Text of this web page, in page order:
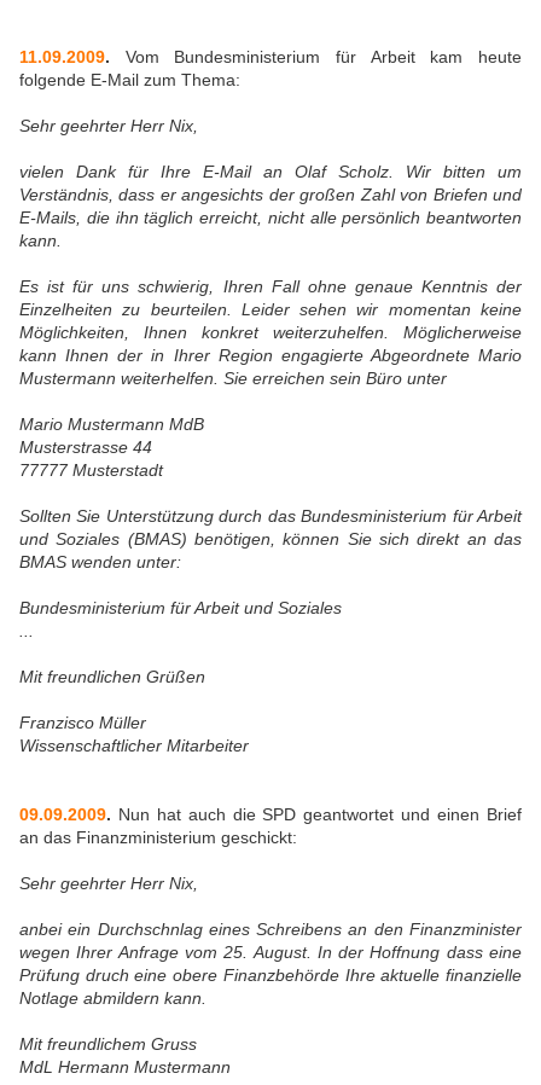
11.09.2009. Vom Bundesministerium für Arbeit kam heute
folgende E-Mail zum Thema:
Sehr geehrter Herr Nix,
vielen Dank für Ihre E-Mail an Olaf Scholz. Wir bitten um
Verständnis, dass er angesichts der großen Zahl von Briefen und
E-Mails, die ihn täglich erreicht, nicht alle persönlich beantworten
kann.
Es ist für uns schwierig, Ihren Fall ohne genaue Kenntnis der
Einzelheiten zu beurteilen. Leider sehen wir momentan keine
Möglichkeiten, Ihnen konkret weiterzuhelfen. Möglicherweise
kann Ihnen der in Ihrer Region engagierte Abgeordnete Mario
Mustermann weiterhelfen. Sie erreichen sein Büro unter
Mario Mustermann MdB
Musterstrasse 44
77777 Musterstadt
Sollten Sie Unterstützung durch das Bundesministerium für Arbeit
und Soziales (BMAS) benötigen, können Sie sich direkt an das
BMAS wenden unter:
Bundesministerium für Arbeit und Soziales
Mit freundlichen Grüßen
Franzisco Müller
Wissenschaftlicher Mitarbeiter
09.09.2009. Nun hat auch die SPD geantwortet und einen Brief
an das Finanzministerium geschickt:
Sehr geehrter Herr Nix,
anbei ein Durchschnlag eines Schreibens an den Finanzminister
wegen Ihrer Anfrage vom 25. August. In der Hoffnung dass eine
Prüfung druch eine obere Finanzbehörde Ihre aktuelle finanzielle
Notlage abmildern kann.
Mit freundlichem Gruss
MdL Hermann Mustermann